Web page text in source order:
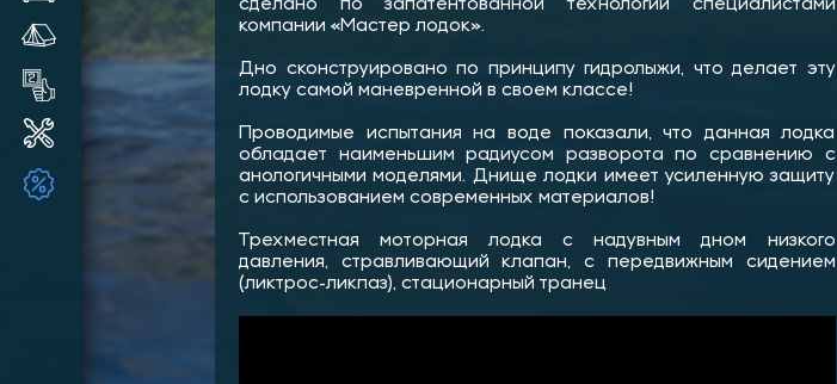
сделано по запатентованной технологии специалистами
компании «Мастер лодок».
Дно сконструировано по принципу гидролыжи, что делает эту
лодку самой маневренной в своем классе!
Проводимые испытания на воде показали, что данная лодка
обладает наименьшим радиусом разворота по сравнению с
анологичными моделями. Днище лодки имеет усиленную защиту
с использованием современных материалов!
Трехместная моторная лодка с надувным дном низкого
давления, стравливающий клапан, с передвижным сидением
(ликтрос-ликпаз), стационарный транец
Летние палатки
Товары бывшие в употреблении
Ремонт и ТО ПЛМ
ТОВАРЫ ПО АКЦИИ!!